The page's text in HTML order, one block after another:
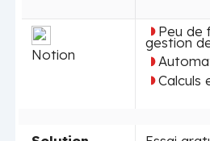
Notion
Peu de
gestion
Calculs